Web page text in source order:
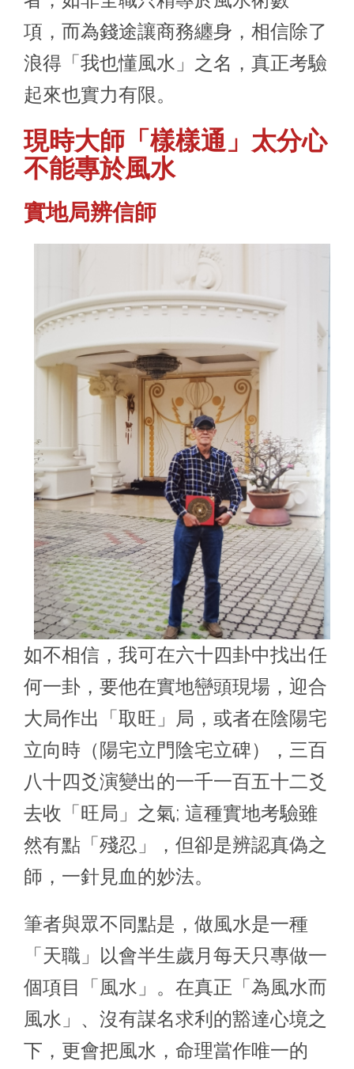
項，而為錢途讓商務纏身，相信除了
浪得「我也懂風水」之名，真正考驗
起來也實力有限。
現時大師「樣樣通」太分心
不能專於風水
實地局辨信師
如不相信，我可在六十四卦中找出任
何一卦，要他在實地巒頭現場，迎合
大局作出「取旺」局，或者在陰陽宅
立向時（陽宅立門陰宅立碑），三百
八十四爻演變出的一千一百五十二爻
去收「旺局」之氣; 這種實地考驗雖
然有點「殘忍」，但卻是辨認真偽之
師，一針見血的妙法。
筆者與眾不同點是，做風水是一種
「天職」以會半生歲月每天只專做一
個項目「風水」。在真正「為風水而
風水」、沒有謀名求利的豁達心境之
下，更會把風水，命理當作唯一的